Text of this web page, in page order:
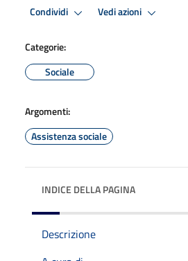
Condividi Vedi azioni
Categorie:
Sociale
Argomenti:
Assistenza sociale
INDICE DELLA PAGINA
Descrizione